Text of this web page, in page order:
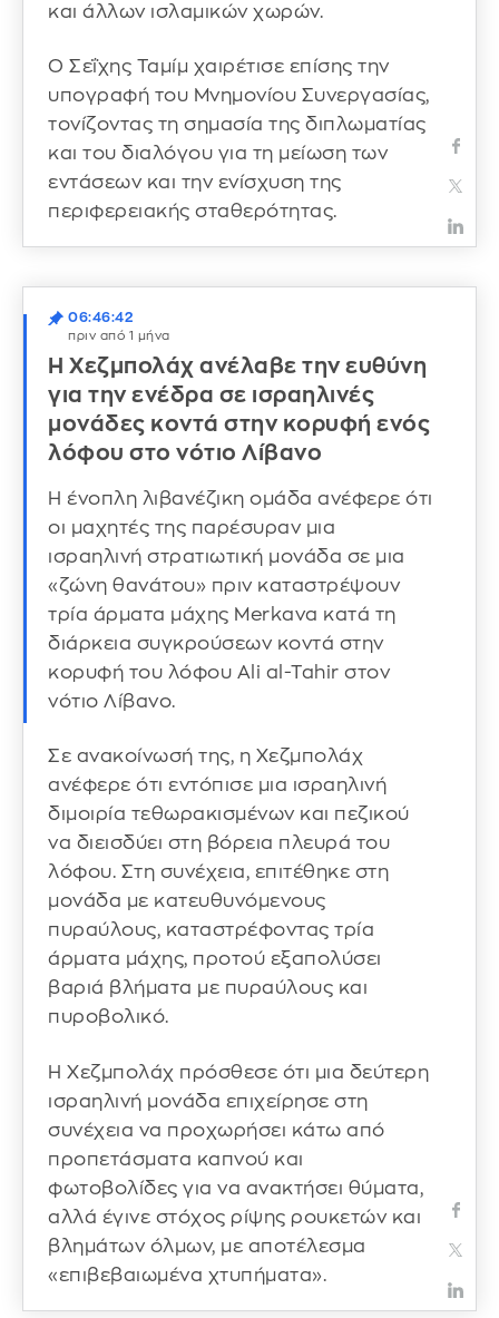
και άλλων ισλαμικών χωρών.
Ο Σεΐχης Ταμίμ χαιρέτισε επίσης την
υπογραφή του Μνημονίου Συνεργασίας,
τονίζοντας τη σημασία της διπλωματίας
και του διαλόγου για τη μείωση των
εντάσεων και την ενίσχυση της
περιφερειακής σταθερότητας.
06:46:42
πριν από 1 μήνα
Η Χεζμπολάχ ανέλαβε την ευθύνη
για την ενέδρα σε ισραηλινές
μονάδες κοντά στην κορυφή ενός
λόφου στο νότιο Λίβανο
Η ένοπλη λιβανέζικη ομάδα ανέφερε ότι
οι μαχητές της παρέσυραν μια
ισραηλινή στρατιωτική μονάδα σε μια
«ζώνη θανάτου» πριν καταστρέψουν
τρία άρματα μάχης Merkava κατά τη
διάρκεια συγκρούσεων κοντά στην
κορυφή του λόφου Ali al-Tahir στον
νότιο Λίβανο.
Σε ανακοίνωσή της, η Χεζμπολάχ
ανέφερε ότι εντόπισε μια ισραηλινή
διμοιρία τεθωρακισμένων και πεζικού
να διεισδύει στη βόρεια πλευρά του
λόφου. Στη συνέχεια, επιτέθηκε στη
μονάδα με κατευθυνόμενους
πυραύλους, καταστρέφοντας τρία
άρματα μάχης, προτού εξαπολύσει
βαριά βλήματα με πυραύλους και
πυροβολικό.
Η Χεζμπολάχ πρόσθεσε ότι μια δεύτερη
ισραηλινή μονάδα επιχείρησε στη
συνέχεια να προχωρήσει κάτω από
προπετάσματα καπνού και
φωτοβολίδες για να ανακτήσει θύματα,
αλλά έγινε στόχος ρίψης ρουκετών και
βλημάτων όλμων, με αποτέλεσμα
«επιβεβαιωμένα χτυπήματα».